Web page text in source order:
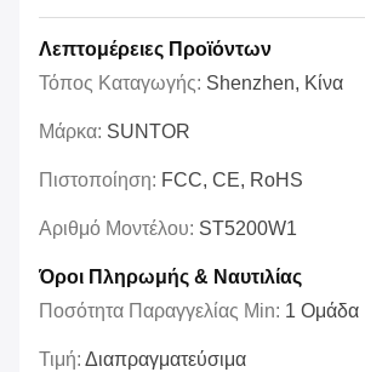
Λεπτομέρειες Προϊόντων
Τόπος Καταγωγής: Shenzhen, Κίνα
Μάρκα: SUNTOR
Πιστοποίηση: FCC, CE, RoHS
Αριθμό Μοντέλου: ST5200W1
Όροι Πληρωμής & Ναυτιλίας
Ποσότητα Παραγγελίας Min: 1 Ομάδα
Τιμή: Διαπραγματεύσιμα